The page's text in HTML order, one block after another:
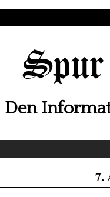
to
Spur
Den
Header
Widget
Area
7.